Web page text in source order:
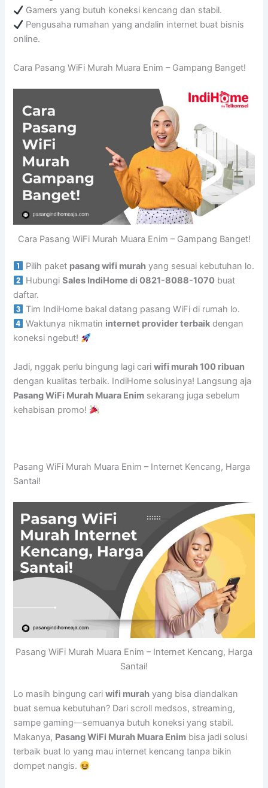
Gamers yang butuh koneksi kencang dan stabil.
Pengusaha rumahan yang andalin internet buat bisnis
online.
Cara Pasang WiFi Murah Muara Enim – Gampang Banget!
Cara Pasang WiFi Murah Muara Enim – Gampang Banget!
Pilih paket pasang wifi murah yang sesuai kebutuhan lo.
HubungiSales IndiHome di 0821-8088-1070 buat
daftar.
Tim IndiHome bakal datang pasang WiFi di rumah lo.
Waktunya nikmatin internet provider terbaik dengan
koneksi ngebut!
Jadi, nggak perlu bingung lagi cariwifi murah 100 ribuan
dengan kualitas terbaik. IndiHome solusinya! Langsung aja
Pasang WiFi Murah Muara Enim sekarang juga sebelum
kehabisan promo!
Pasang WiFi Murah Muara Enim – Internet Kencang, Harga
Santai!
Pasang WiFi Murah Muara Enim – Internet Kencang, Harga
Santai!
Lo masih bingung cariwifi murah yang bisa diandalkan
buat semua kebutuhan? Dari scroll medsos, streaming,
sampe gaming—semuanya butuh koneksi yang stabil.
Makanya, Pasang WiFi Murah Muara Enim bisa jadi solusi
terbaik buat lo yang mau internet kencang tanpa bikin
dompet nangis.